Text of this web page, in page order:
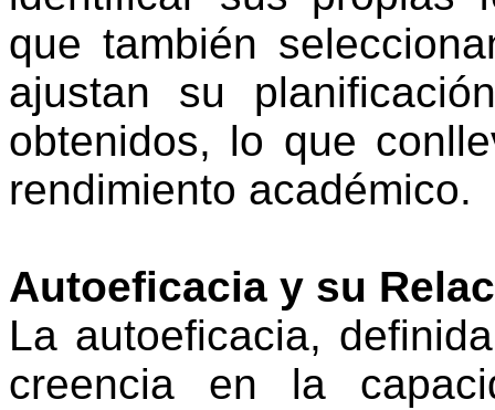
que también
ajustan su
obtenidos, lo que
rendimiento académico.
Autoeficacia y su
La autoeficacia,
creencia en la